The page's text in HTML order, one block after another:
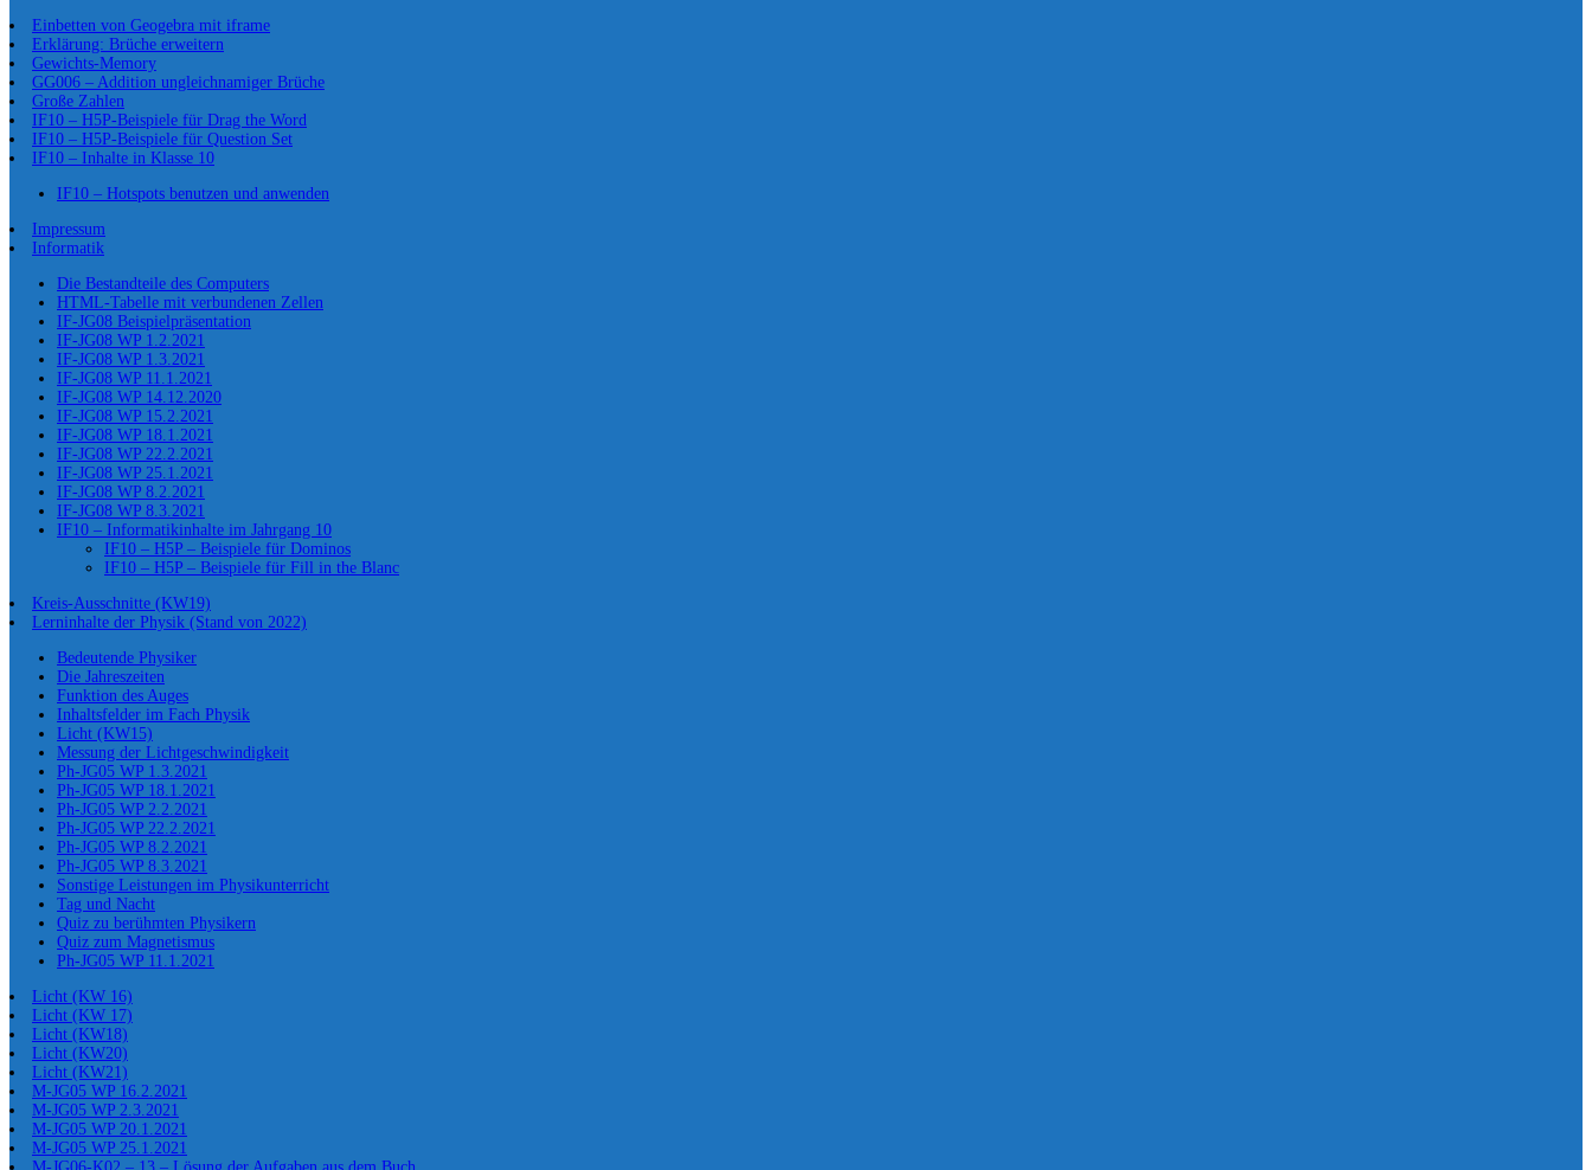
Einbetten von Geogebra mit iframe
Erklärung: Brüche erweitern
Gewichts-Memory
GG006 – Addition ungleichnamiger Brüche
Große Zahlen
IF10 – H5P-Beispiele für Drag the Word
IF10 – H5P-Beispiele für Question Set
IF10 – Inhalte in Klasse 10
IF10 – Hotspots benutzen und anwenden
Impressum
Informatik
Die Bestandteile des Computers
HTML-Tabelle mit verbundenen Zellen
IF-JG08 Beispielpräsentation
IF-JG08 WP 1.2.2021
IF-JG08 WP 1.3.2021
IF-JG08 WP 11.1.2021
IF-JG08 WP 14.12.2020
IF-JG08 WP 15.2.2021
IF-JG08 WP 18.1.2021
IF-JG08 WP 22.2.2021
IF-JG08 WP 25.1.2021
IF-JG08 WP 8.2.2021
IF-JG08 WP 8.3.2021
IF10 – Informatikinhalte im Jahrgang 10
IF10 – H5P – Beispiele für Dominos
IF10 – H5P – Beispiele für Fill in the Blanc
Kreis-Ausschnitte (KW19)
Lerninhalte der Physik (Stand von 2022)
Bedeutende Physiker
Die Jahreszeiten
Funktion des Auges
Inhaltsfelder im Fach Physik
Licht (KW15)
Messung der Lichtgeschwindigkeit
Ph-JG05 WP 1.3.2021
Ph-JG05 WP 18.1.2021
Ph-JG05 WP 2.2.2021
Ph-JG05 WP 22.2.2021
Ph-JG05 WP 8.2.2021
Ph-JG05 WP 8.3.2021
Sonstige Leistungen im Physikunterricht
Tag und Nacht
Quiz zu berühmten Physikern
Quiz zum Magnetismus
Ph-JG05 WP 11.1.2021
Licht (KW 16)
Licht (KW 17)
Licht (KW18)
Licht (KW20)
Licht (KW21)
M-JG05 WP 16.2.2021
M-JG05 WP 2.3.2021
M-JG05 WP 20.1.2021
M-JG05 WP 25.1.2021